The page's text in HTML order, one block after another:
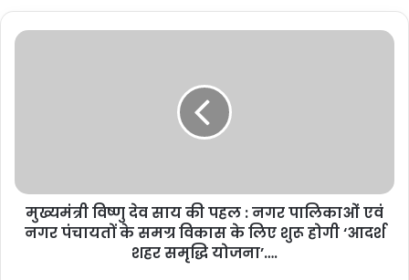
मुख्यमंत्री विष्णु देव साय की पहल : नगर पालिकाओं एवं
नगर पंचायतों के समग्र विकास के लिए शुरू होगी ‘आदर्श
शहर समृद्धि योजना’….